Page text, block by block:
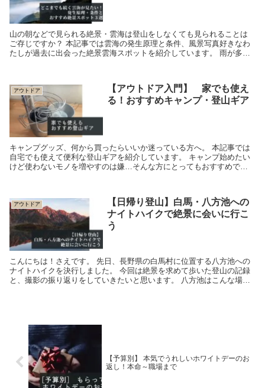
山の朝などで見られる絶景・雲海は登山をしなくても見られることは
ご存じですか？ 本記事では雲海の発生原理と条件、風景写真好きなわ
たしが過去に出会った絶景雲海スポットを紹介しています。 雨が多い
アウトドア
【アウトドア入門】 家でも使え
る！おすすめキャンプ・登山ギア
キャンプグッズ、何から買ったらいいか迷っている方へ。 本記事では
自宅でも使えて便利な登山ギアを紹介しています。 キャンプ始めたい
けど使わないモノを増やすのは嫌…そんな方にとってもおすすめで
アウトドア
【日帰り登山】白馬・八方池への
ナイトハイクで絶景に会いに行こ
う
こんにちは！さえです。 先日、長野県の白馬村に位置する八方池への
ナイトハイクを決行しました。 今回は絶景を求めて歩いた登山の記録
と、撮影の振り返りをしていきたいと思います。 八方池はこんな場
【予算別】 本気でうれしいホワイトデーのお
返し！本命～職場まで